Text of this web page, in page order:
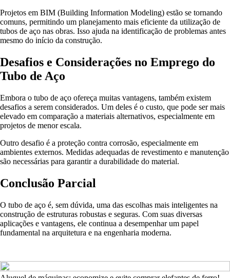
Projetos em BIM (Building Information Modeling) estão se tornando
comuns, permitindo um planejamento mais eficiente da utilização de
tubos de aço nas obras. Isso ajuda na identificação de problemas antes
mesmo do início da construção.
Desafios e Considerações no Emprego do
Tubo de Aço
Embora o tubo de aço ofereça muitas vantagens, também existem
desafios a serem considerados. Um deles é o custo, que pode ser mais
elevado em comparação a materiais alternativos, especialmente em
projetos de menor escala.
Outro desafio é a proteção contra corrosão, especialmente em
ambientes externos. Medidas adequadas de revestimento e manutenção
são necessárias para garantir a durabilidade do material.
Conclusão Parcial
O tubo de aço é, sem dúvida, uma das escolhas mais inteligentes na
construção de estruturas robustas e seguras. Com suas diversas
aplicações e vantagens, ele continua a desempenhar um papel
fundamental na arquitetura e na engenharia moderna.